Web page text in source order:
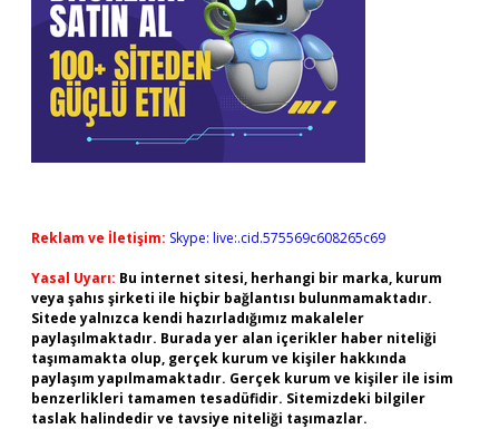
Reklam ve İletişim: Skype: live:.cid.575569c608265c69
Yasal Uyarı: Bu internet sitesi, herhangi bir marka, kurum
veya şahıs şirketi ile hiçbir bağlantısı bulunmamaktadır.
Sitede yalnızca kendi hazırladığımız makaleler
paylaşılmaktadır. Burada yer alan içerikler haber niteliği
taşımamakta olup, gerçek kurum ve kişiler hakkında
paylaşım yapılmamaktadır. Gerçek kurum ve kişiler ile isim
benzerlikleri tamamen tesadüfidir. Sitemizdeki bilgiler
taslak halindedir ve tavsiye niteliği taşımazlar.